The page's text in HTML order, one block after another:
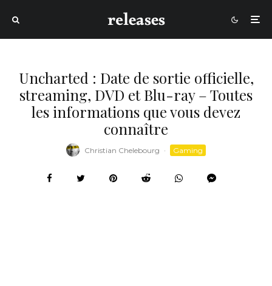
Uncharted : Date de sortie officielle,
streaming, DVD et Blu-ray – Toutes
les informations que vous devez
connaître
Christian Chelebourg · Gaming